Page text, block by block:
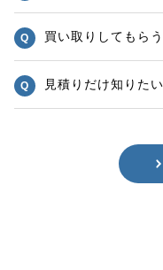
買い取りしてもら
見積りだけ知りた